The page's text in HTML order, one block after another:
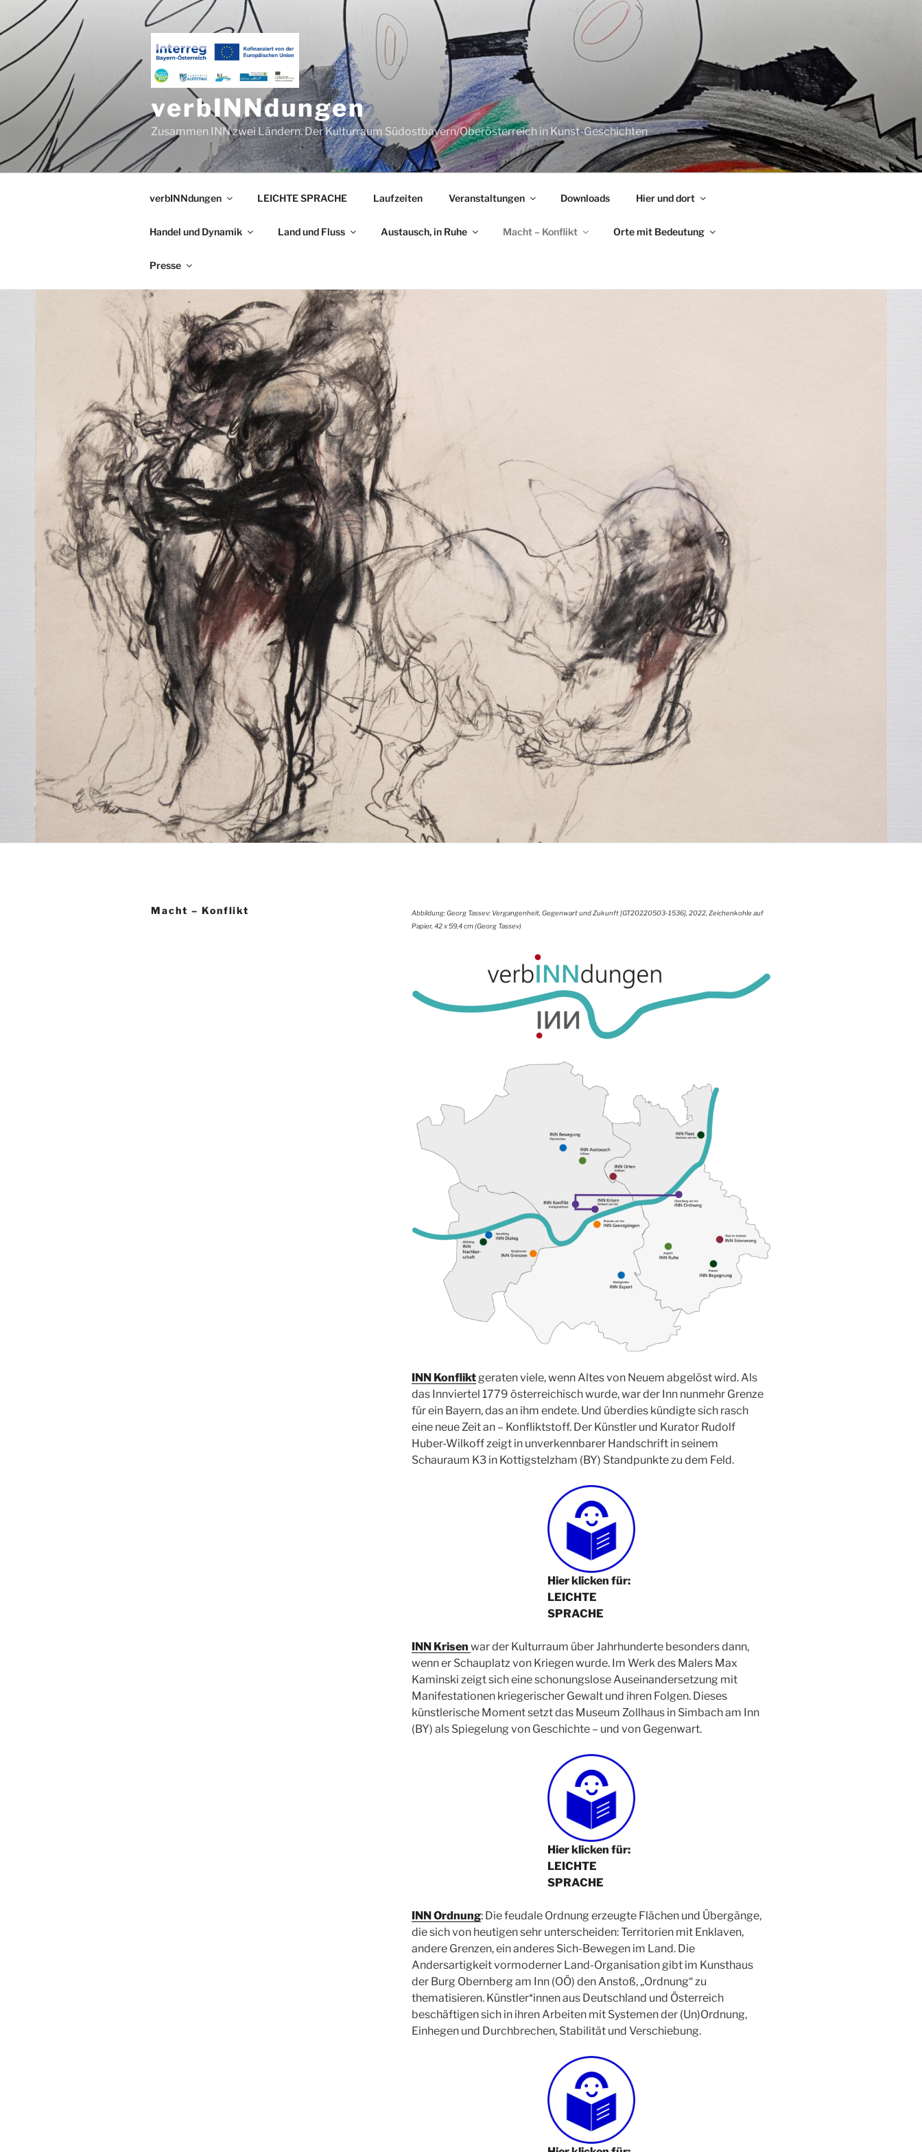
Inhalt
springen
verbINNdungen
Zusammen INN zwei Ländern. Der Kulturraum Südostbayern/Oberösterreich in Kunst-Geschichten
verbINNdungen LEICHTE SPRACHE Laufzeiten Veranstaltungen Downloads Hier und dort
Handel und Dynamik Land und Fluss Austausch, in Ruhe Macht – Konflikt Orte mit Bedeutung
Presse
Macht – Konflikt
Abbildung: Georg Tassev: Vergangenheit, Gegenwart und Zukunft [GT20220503-1536], 2022, Zeichenkohle auf
Papier, 42 x 59,4 cm (Georg Tassev)
INN Konfliktgeraten viele, wenn Altes von Neuem abgelöst wird. Als
das Innviertel 1779 österreichisch wurde, war der Inn nunmehr Grenze
für ein Bayern, das an ihm endete. Und überdies kündigte sich rasch
eine neue Zeit an – Konfliktstoff. Der Künstler und Kurator Rudolf
Huber-Wilkoff zeigt in unverkennbarer Handschrift in seinem
Schauraum K3 in Kottigstelzham (BY) Standpunkte zu dem Feld.
Hier klicken für:
LEICHTE
SPRACHE
INN Krisen war der Kulturraum über Jahrhunderte besonders dann,
wenn er Schauplatz von Kriegen wurde. Im Werk des Malers Max
Kaminski zeigt sich eine schonungslose Auseinandersetzung mit
Manifestationen kriegerischer Gewalt und ihren Folgen. Dieses
künstlerische Moment setzt das Museum Zollhaus in Simbach am Inn
(BY) als Spiegelung von Geschichte – und von Gegenwart.
Hier klicken für:
LEICHTE
SPRACHE
INN Ordnung: Die feudale Ordnung erzeugte Flächen und Übergänge,
die sich von heutigen sehr unterscheiden: Territorien mit Enklaven,
andere Grenzen, ein anderes Sich-Bewegen im Land. Die
Andersartigkeit vormoderner Land-Organisation gibt im Kunsthaus
der Burg Obernberg am Inn (OÖ) den Anstoß, „Ordnung“ zu
thematisieren. Künstler*innen aus Deutschland und Österreich
beschäftigen sich in ihren Arbeiten mit Systemen der (Un)Ordnung,
Einhegen und Durchbrechen, Stabilität und Verschiebung.